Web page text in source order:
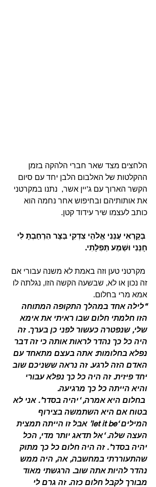
הלחצים מצד שאר חברי הלהקה בזמן
ההקלטות של האלבום הלבן יחד עם סיום
הקשר הארוך עם ג’יין אשר,  נתנו במקרטני
את אותותיהם ובחיפוש אחר נחמה הוא
כותב לעצמו שיר עידוד קטן.
בְּקָרְאִי עֲנֵנִי אֱלֹהֵי צִדְקִי בַּצָּר הִרְחַבְתָּ לִּי
חָנֵּנִי וּשְׁמַע תְּפִלָּתִי.
מקרטני טען וזה באמת לא משנה עבורי אם
זה נכון או לא, שבשעה הקשה הזו, נגלתה לו
אמא מרי בחלום.
“לילה אחד במהלך התקופה המתוחה
הזו חלמתי חלום שבו ראיתי את אימא
שלי, שנפטרה כעשור לפני כן בערך. זה
היה כל כך נהדר לראות אותה כי זה דבר
נפלא בחלומות: אתה בעצם מתאחד עם
האדם הזה לרגע. זה נראה ששניכם שוב
יחד פיזית. זה היה כל כך נפלא עבורי
והיא הייתה כל כך מרגיעה.
בחלום היא אמרה, ‘יהיה בסדר’. אני לא
בטוח אם היא השתמשה בצירוף
המילים ‘let it be’ אבל זו הייתה תמצית
העצה שלה. ‘אל תדאג יותר מדי, הכל
יהיה בסדר’. זה היה חלום כל כך מתוק
שהתעוררתי במחשבה, אה, היה ממש
נהדר להיות אתה שוב. הרגשתי מאוד
מבורך לקבל חלום כזה. זה גרם לי